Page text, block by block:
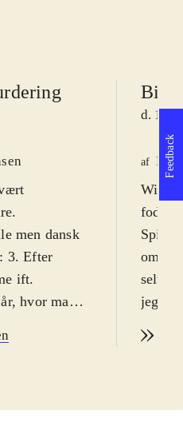
men dansk
3. Efter
ift.
hvor man
er dog
igen
d. 14.
af
Wii.
Spillet
jeg.
så
Feedback